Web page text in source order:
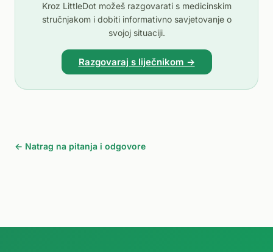
Kroz LittleDot možeš razgovarati s medicinskim
stručnjakom i dobiti informativno savjetovanje o
svojoj situaciji.
Razgovaraj s liječnikom →
← Natrag na pitanja i odgovore